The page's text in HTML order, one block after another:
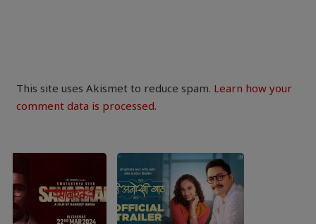
This site uses Akismet to reduce spam. Learn how your
comment data is processed.